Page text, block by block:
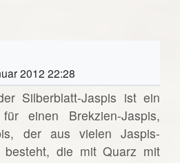
2012 22:28
Silberblatt-Jaspis ist ein
einen Brekzien-Jaspis,
der aus vielen Jaspis-
besteht, die mit Quarz mit